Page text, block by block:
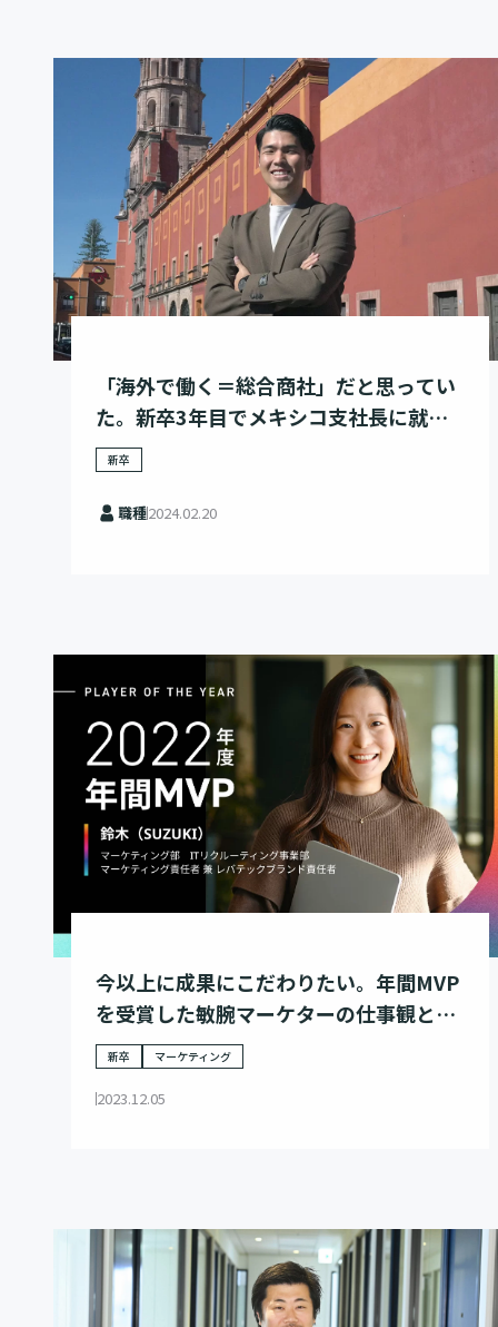
「海外で働く＝総合商社」だと思ってい
た。新卒3年目でメキシコ支社長に就任
した僕がレバレジーズを選んだ理由
新卒
職種2024.02.20
今以上に成果にこだわりたい。年間MVP
を受賞した敏腕マーケターの仕事観と
は。
新卒 マーケティング
2023.12.05